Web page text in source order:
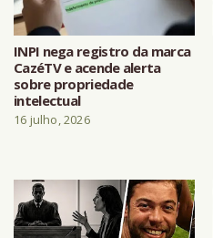
INPI nega registro da marca
CazéTV e acende alerta
sobre propriedade
intelectual
16 julho, 2026